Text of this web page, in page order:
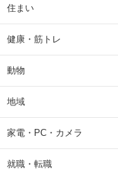
住まい
健康・筋トレ
動物
地域
家電・PC・カメラ
就職・転職